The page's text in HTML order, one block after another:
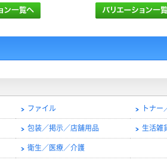
ファイル トナ
包装／掲示／店舗用品 生活雑
衛生／医療／介護